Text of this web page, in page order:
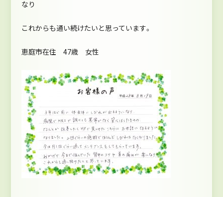
なり
これからも通い続けたいと思っています。
恵庭市在住 47歳 女性